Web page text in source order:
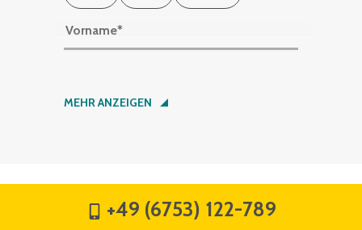
Vorname*
Nachname*
MEHR ANZEIGEN
+49 (6753) 122-789